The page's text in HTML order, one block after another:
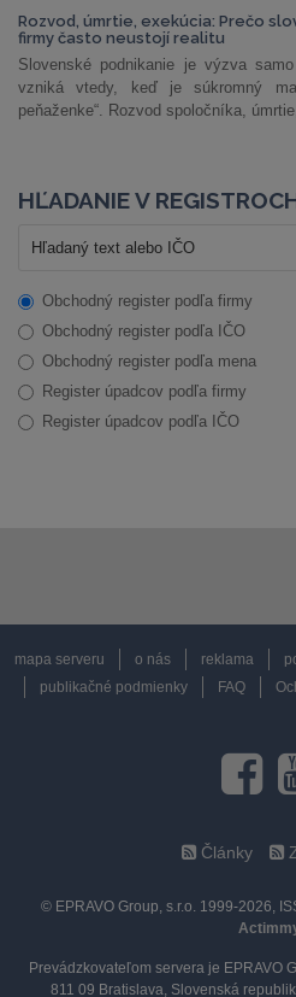
Rozvod, úmrtie, exekúcia: Prečo
firmy často neustojí realitu
Slovenské podnikanie je výzva
vzniká vtedy, keď je súkromný
peňaženke“. Rozvod spoločníka,
HĽADANIE V
Obchodný register podľa firmy
Obchodný register podľa IČO
Obchodný register podľa mena
Register úpadcov podľa firmy
Register úpadcov podľa IČO
mapa serveru o nás reklama
publikačné podmienky
FAQ
Články
© EPRAVO Group, s.r.o. 1999-2026,
Prevádzkovateľom servera je EPRAVO
811 09 Bratislava, Slovenská